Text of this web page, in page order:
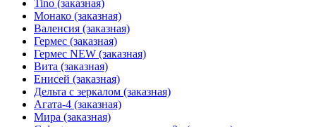
Tino (заказная)
Монако (заказная)
Валенсия (заказная)
Гермес (заказная)
Гермес NEW (заказная)
Вита (заказная)
Енисей (заказная)
Дельта с зеркалом (заказная)
Агата-4 (заказная)
Мира (заказная)